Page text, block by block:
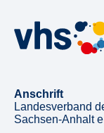
Anschrift
Landesverband
Sachsen-Anhalt